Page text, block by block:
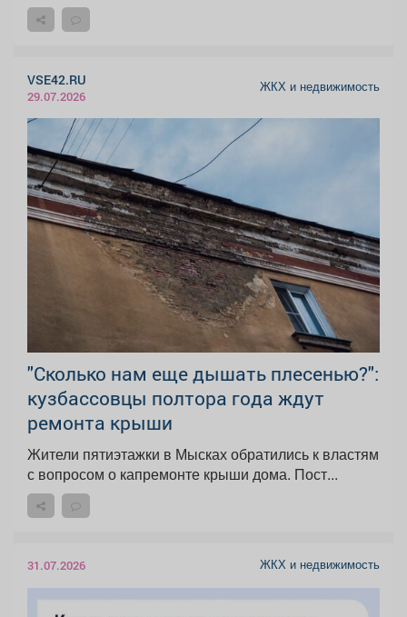
VSE42.RU
29.07.2026
ЖКХ и недвижимость
"Сколько нам еще дышать плесенью?":
кузбассовцы полтора года ждут
ремонта крыши
Жители пятиэтажки в Мысках обратились к властям
с вопросом о капремонте крыши дома. Пост...
31.07.2026 ЖКХ и недвижимость